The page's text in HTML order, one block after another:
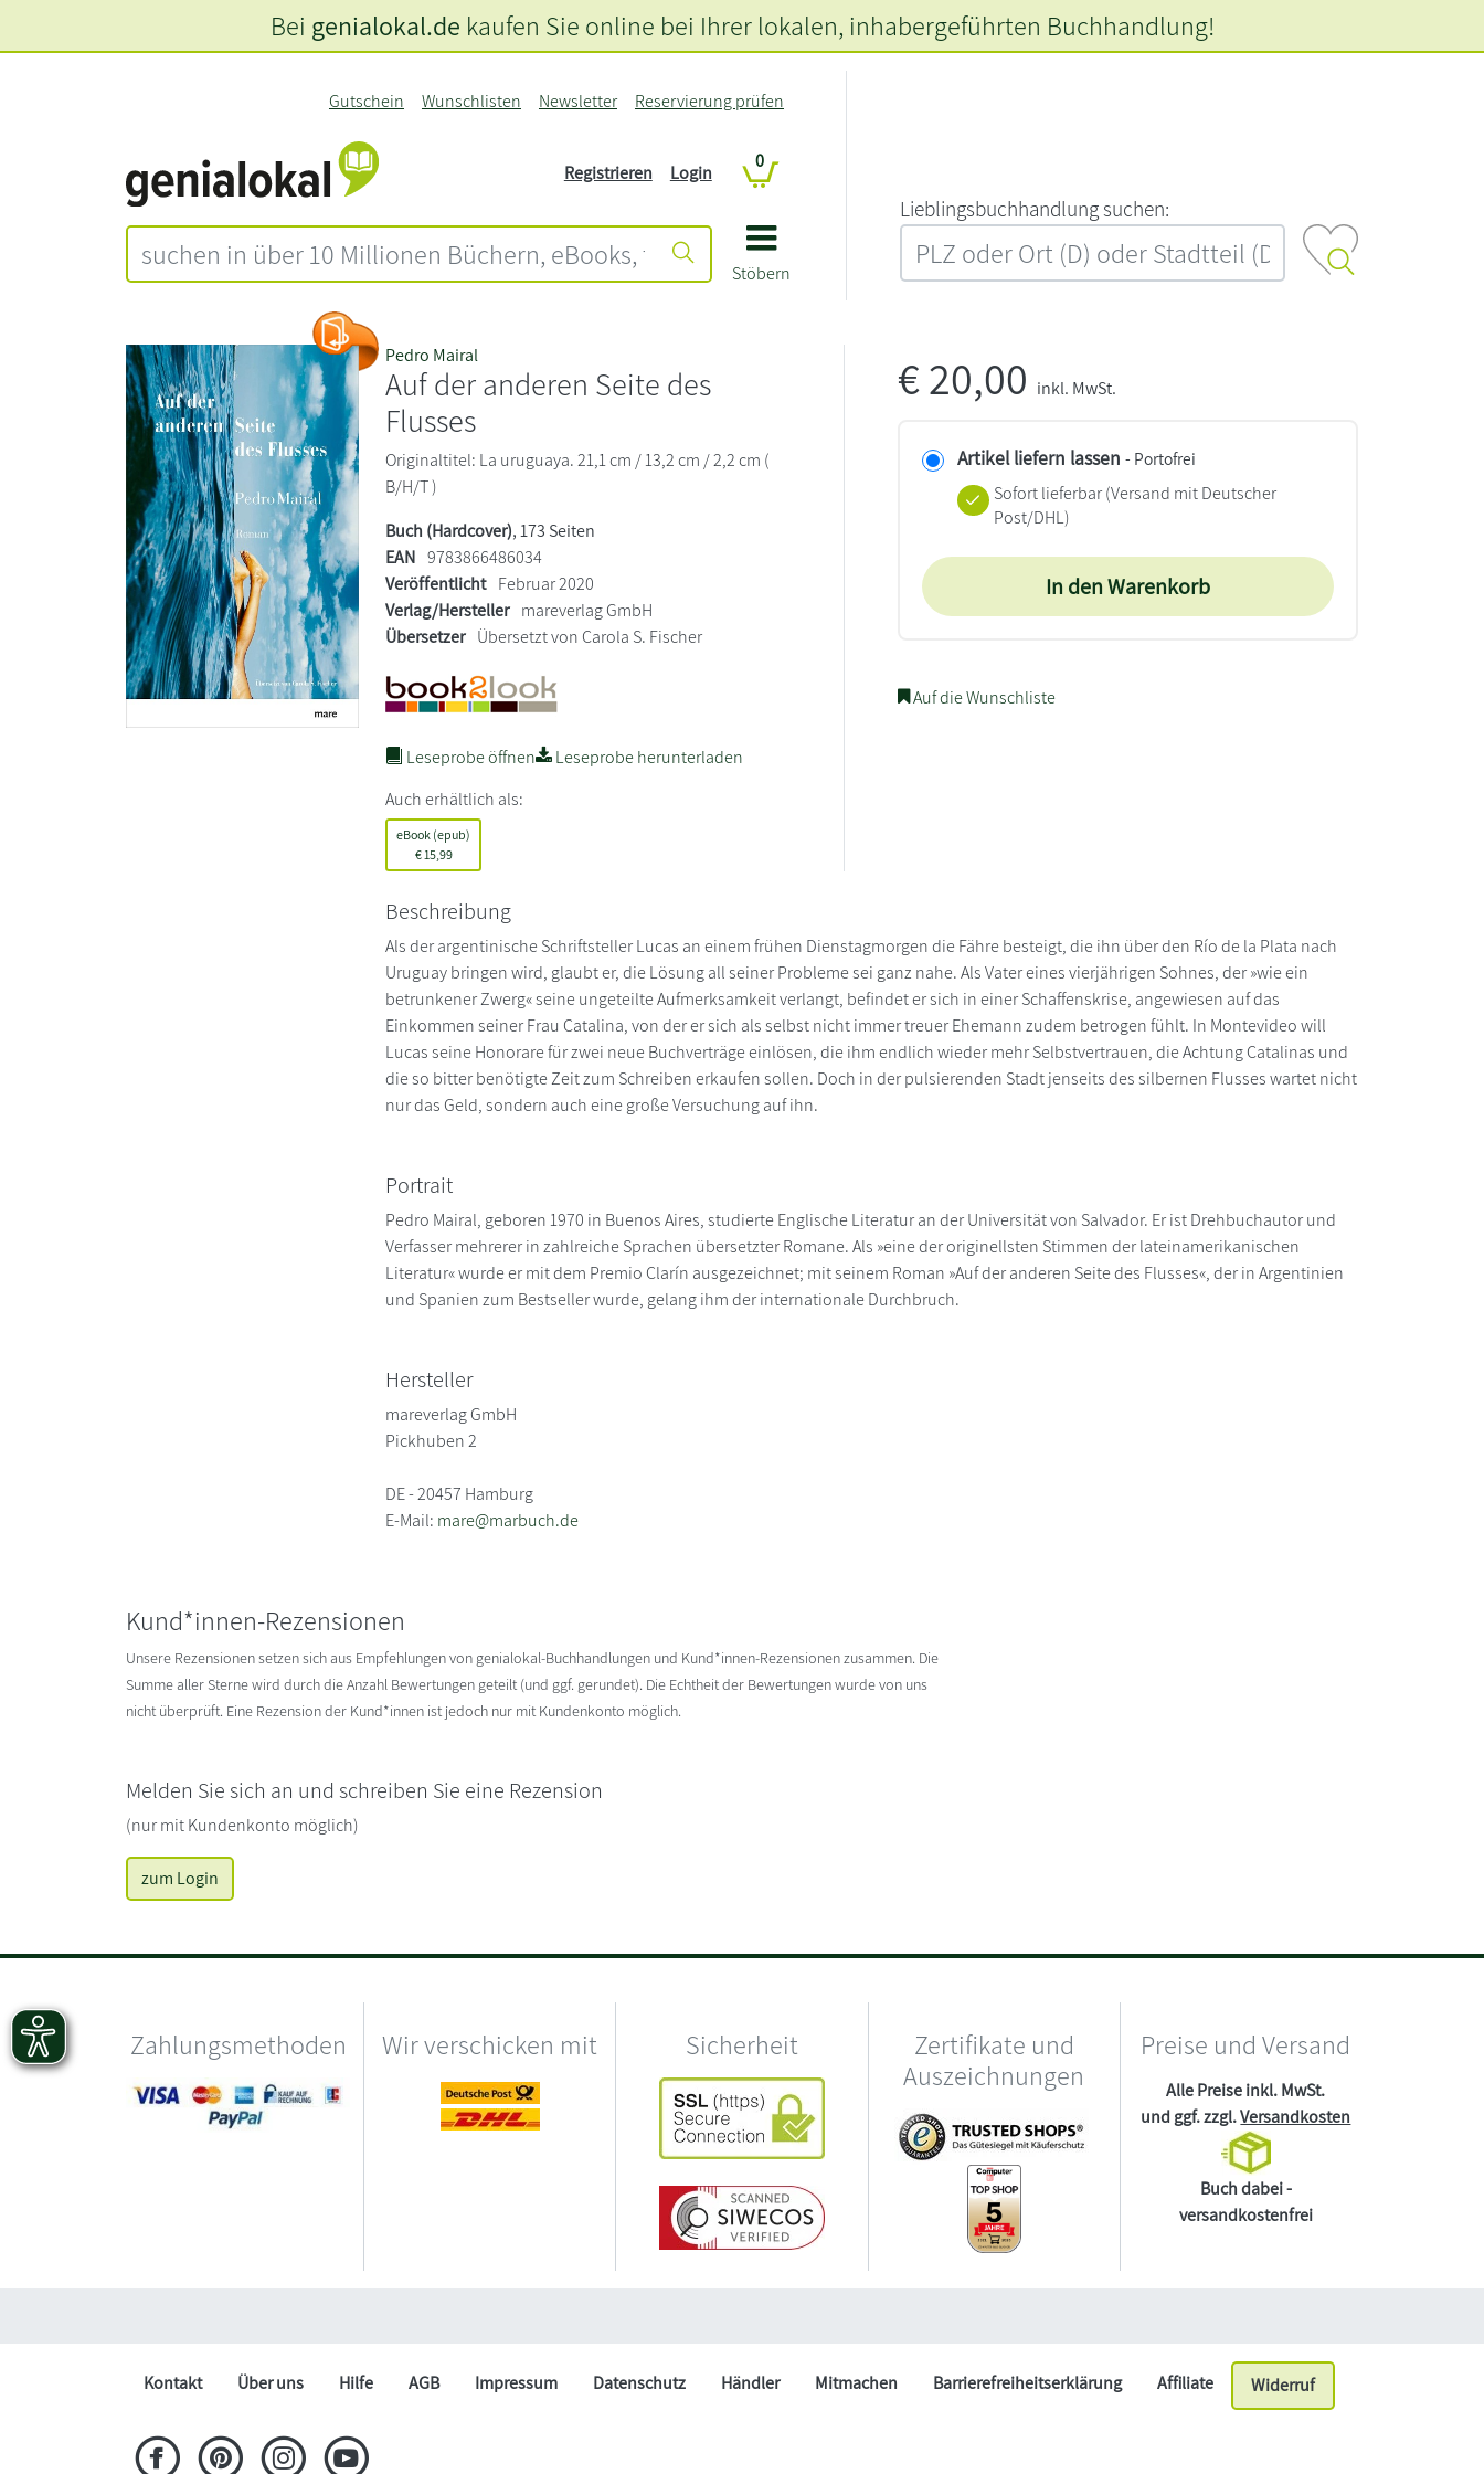
Stöbern
Gutschein Wunschlisten Newsletter Reservierung prüfen
Registrieren Login
0
L‍i‍e‍b‍l‍i‍n‍g‍s‍b‍u‍c‍h‍h‍a‍n‍d‍l‍u‍n‍g‍ ‍s‍u‍c‍h‍e‍n‍:‍
Bei genialokal.de kaufen Sie online bei Ihrer lokalen, inhabergeführten Buchhandlung!
Pedro Mairal
Auf der anderen Seite des
Flusses
Originaltitel: La uruguaya. 21,1 cm / 13,2 cm / 2,2 cm (
B/H/T )
Buch (Hardcover), 173 Seiten
EAN 9783866486034
Veröffentlicht Februar 2020
Verlag/Hersteller mareverlag GmbH
Übersetzer Übersetzt von Carola S. Fischer
Leseprobe öffnen
Leseprobe herunterladen
Auch erhältlich als:
eBook (epub)
€15,99
€20,00 inkl. MwSt.
Artikel liefern lassen - Portofrei
Sofort lieferbar(Versand mit Deutscher
Post/DHL)
In den Warenkorb
Auf die Wunschliste
Beschreibung
Als der argentinische Schriftsteller Lucas an einem frühen Dienstagmorgen die Fähre besteigt, die ihn über den Río de la Plata nach
Uruguay bringen wird, glaubt er, die Lösung all seiner Probleme sei ganz nahe. Als Vater eines vierjährigen Sohnes, der »wie ein
betrunkener Zwerg« seine ungeteilte Aufmerksamkeit verlangt, befindet er sich in einer Schaffenskrise, angewiesen auf das
Einkommen seiner Frau Catalina, von der er sich als selbst nicht immer treuer Ehemann zudem betrogen fühlt. In Montevideo will
Lucas seine Honorare für zwei neue Buchverträge einlösen, die ihm endlich wieder mehr Selbstvertrauen, die Achtung Catalinas und
die so bitter benötigte Zeit zum Schreiben erkaufen sollen. Doch in der pulsierenden Stadt jenseits des silbernen Flusses wartet nicht
nur das Geld, sondern auch eine große Versuchung auf ihn.
Portrait
Pedro Mairal, geboren 1970 in Buenos Aires, studierte Englische Literatur an der Universität von Salvador. Er ist Drehbuchautor und
Verfasser mehrerer in zahlreiche Sprachen übersetzter Romane. Als »eine der originellsten Stimmen der lateinamerikanischen
Literatur« wurde er mit dem Premio Clarín ausgezeichnet; mit seinem Roman »Auf der anderen Seite des Flusses«, der in Argentinien
und Spanien zum Bestseller wurde, gelang ihm der internationale Durchbruch.
Hersteller
mareverlag GmbH
Pickhuben 2
DE - 20457 Hamburg
E-Mail: mare@marbuch.de
Kund*innen-Rezensionen
Unsere Rezensionen setzen sich aus Empfehlungen von genialokal-Buchhandlungen und Kund*innen-Rezensionen zusammen. Die
Summe aller Sterne wird durch die Anzahl Bewertungen geteilt (und ggf. gerundet). Die Echtheit der Bewertungen wurde von uns
nicht überprüft. Eine Rezension der Kund*innen ist jedoch nur mit Kundenkonto möglich.
Melden Sie sich an und schreiben Sie eine Rezension
(nur mit Kundenkonto möglich)
zum Login
Zahlungsmethoden Wir verschicken mit Sicherheit
Zertifikate und
Auszeichnungen
Preise und Versand
Alle Preise inkl. MwSt.
und ggf. zzgl.Versandkosten
Buch dabei -
versandkostenfrei
Kontakt Über uns Hilfe AGB Impressum Datenschutz Händler Mitmachen Barrierefreiheitserklärung Affiliate Widerruf